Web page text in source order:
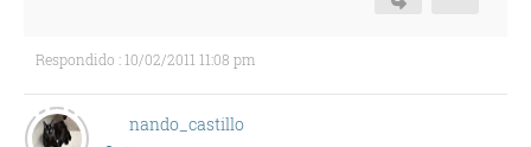
Respondido : 10/02/2011 11:08 pm
nando_castillo